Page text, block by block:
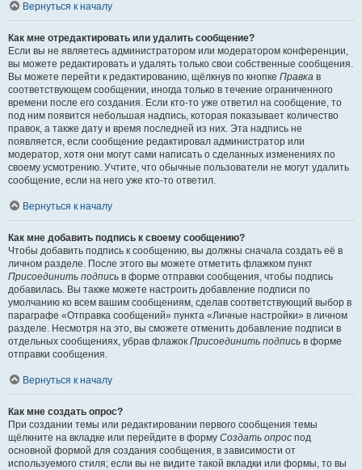
Вернуться к началу
Как мне отредактировать или удалить сообщение?
Если вы не являетесь администратором или модератором конференции,
вы можете редактировать и удалять только свои собственные сообщения.
Вы можете перейти к редактированию, щёлкнув по кнопке Правка в
соответствующем сообщении, иногда только в течение ограниченного
времени после его создания. Если кто-то уже ответил на сообщение, то
под ним появится небольшая надпись, которая показывает количество
правок, а также дату и время последней из них. Эта надпись не
появляется, если сообщение редактировал администратор или
модератор, хотя они могут сами написать о сделанных изменениях по
своему усмотрению. Учтите, что обычные пользователи не могут удалить
сообщение, если на него уже кто-то ответил.
Вернуться к началу
Как мне добавить подпись к своему сообщению?
Чтобы добавить подпись к сообщению, вы должны сначала создать её в
личном разделе. После этого вы можете отметить флажком пункт
Присоединить подпись в форме отправки сообщения, чтобы подпись
добавилась. Вы также можете настроить добавление подписи по
умолчанию ко всем вашим сообщениям, сделав соответствующий выбор в
параграфе «Отправка сообщений» пункта «Личные настройки» в личном
разделе. Несмотря на это, вы сможете отменить добавление подписи в
отдельных сообщениях, убрав флажок Присоединить подпись в форме
отправки сообщения.
Вернуться к началу
Как мне создать опрос?
При создании темы или редактировании первого сообщения темы
щёлкните на вкладке или перейдите в форму Создать опрос под
основной формой для создания сообщения, в зависимости от
используемого стиля; если вы не видите такой вкладки или формы, то вы